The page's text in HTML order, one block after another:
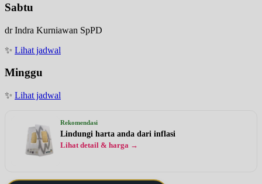
Sabtu
dr Indra Kurniawan SpPD
✨ Lihat jadwal
Minggu
✨ Lihat jadwal
Rekomendasi
Lindungi harta anda dari inflasi
Lihat detail & harga →